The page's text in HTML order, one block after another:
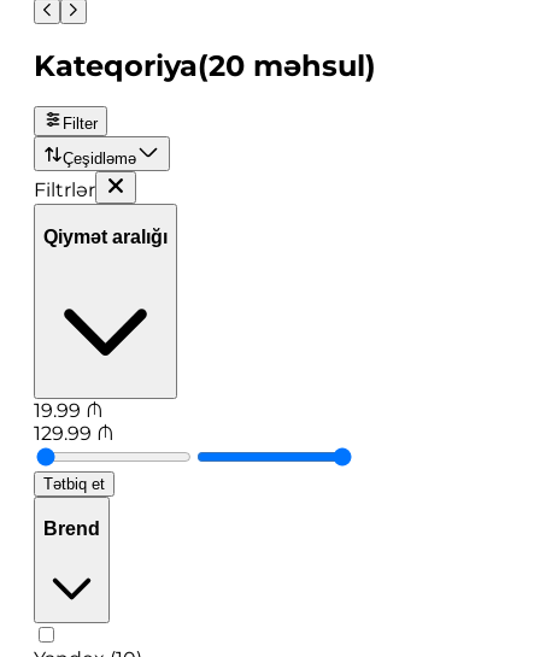
Kateqoriya(20 məhsul)
Filter
Çeşidləmə
Filtrlər
Qiymət aralığı
19.99 ₼
129.99 ₼
Tətbiq et
Brend